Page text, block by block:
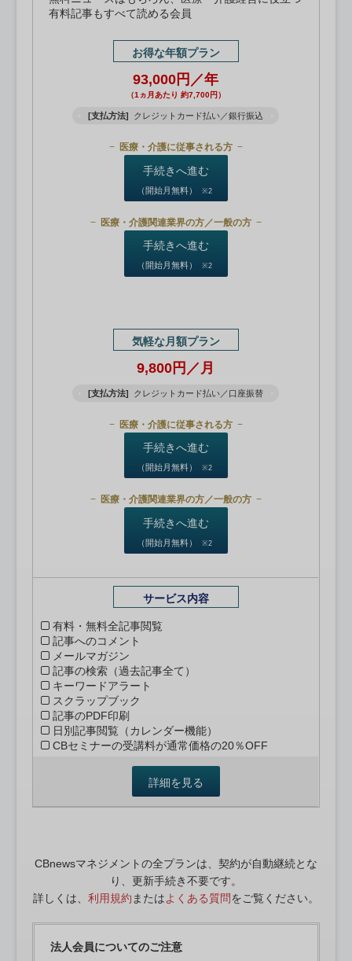
有料記事もすべて読める会員
お得な年額プラン
93,000円／年
（1ヵ月あたり 約7,700円）
[支払方法] クレジットカード払い／銀行振込
医療・介護に従事される方
手続きへ進む
（開始月無料） ※2
医療・介護関連業界の方／一般の方
手続きへ進む
（開始月無料） ※2
気軽な月額プラン
9,800円／月
[支払方法] クレジットカード払い／口座振替
医療・介護に従事される方
手続きへ進む
（開始月無料） ※2
医療・介護関連業界の方／一般の方
手続きへ進む
（開始月無料） ※2
サービス内容
有料・無料全記事閲覧
記事へのコメント
メールマガジン
記事の検索（過去記事全て）
キーワードアラート
スクラップブック
記事のPDF印刷
日別記事閲覧（カレンダー機能）
CBセミナーの受講料が通常価格の20％OFF
詳細を見る
CBnewsマネジメントの全プランは、契約が自動継続とな
り、更新手続き不要です。
詳しくは、 利用規約 またはよくある質問をご覧ください。
法人会員についてのご注意